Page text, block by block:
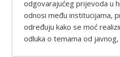
odgovarajućeg prijevoda u
odnosi među institucijama,
određuju kako se moć
odluka o temama od